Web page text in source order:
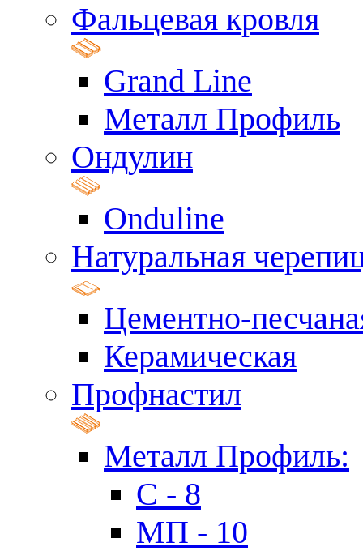
Фальцевая кровля
Grand Line
Металл Профиль
Ондулин
Onduline
Натуральная
Цементно-
Керамическая
Профнастил
Металл Профиль:
C - 8
МП - 10